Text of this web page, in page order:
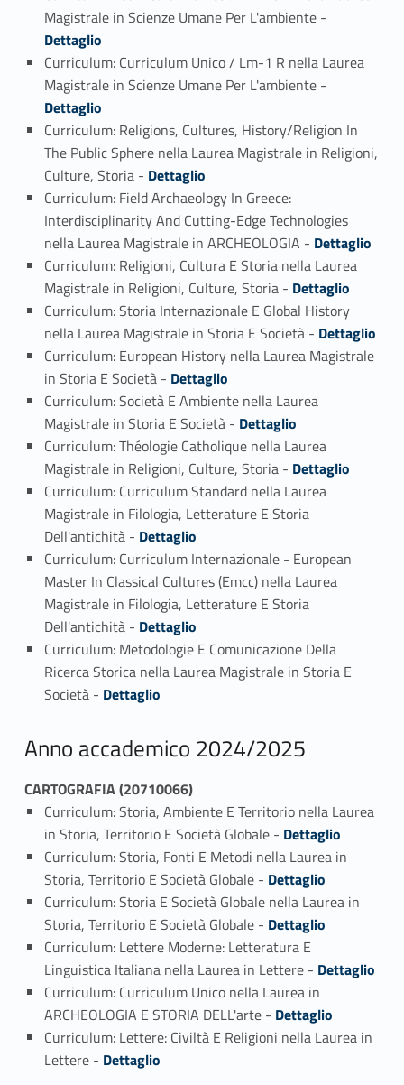
Magistrale in Scienze Umane Per L'ambiente -
Dettaglio
Curriculum: Curriculum Unico / Lm-1 R nella Laurea
Magistrale in Scienze Umane Per L'ambiente -
Dettaglio
Curriculum: Religions, Cultures, History/Religion In
The Public Sphere nella Laurea Magistrale in Religioni,
Culture, Storia - Link identifier #identifier_person_91731-5
Dettaglio
Curriculum: Field Archaeology In Greece:
Interdisciplinarity And Cutting-Edge Technologies
nella Laurea Magistrale in ARCHEOLOGIA - Link identifier #identifier_person_156688-6
Dettaglio
Curriculum: Religioni, Cultura E Storia nella Laurea
Magistrale in Religioni, Culture, Storia - Link identifier #identifier_person_89291-7
Dettaglio
Curriculum: Storia Internazionale E Global History
nella Laurea Magistrale in Storia E Società - Link identifier #identifier_person_102185-8
Dettaglio
Curriculum: European History nella Laurea Magistrale
in Storia E Società - Link identifier #identifier_person_181987-9
Dettaglio
Curriculum: Società E Ambiente nella Laurea
Magistrale in Storia E Società - Link identifier #identifier_person_29651-10
Dettaglio
Curriculum: Théologie Catholique nella Laurea
Magistrale in Religioni, Culture, Storia - Link identifier #identifier_person_153567-11
Dettaglio
Curriculum: Curriculum Standard nella Laurea
Magistrale in Filologia, Letterature E Storia
Dell'antichità - Link identifier #identifier_person_76406-12
Dettaglio
Curriculum: Curriculum Internazionale - European
Master In Classical Cultures (Emcc) nella Laurea
Magistrale in Filologia, Letterature E Storia
Dell'antichità - Link identifier #identifier_person_63099-13
Dettaglio
Curriculum: Metodologie E Comunicazione Della
Ricerca Storica nella Laurea Magistrale in Storia E
Società - Link identifier #identifier_person_123108-14
Dettaglio
Anno accademico 2024/2025
CARTOGRAFIA (20710066)
Curriculum: Storia, Ambiente E Territorio nella Laurea
in Storia, Territorio E Società Globale - Link identifier #identifier_person_177497-1
Dettaglio
Curriculum: Storia, Fonti E Metodi nella Laurea in
Storia, Territorio E Società Globale - Link identifier #identifier_person_179506-2
Dettaglio
Curriculum: Storia E Società Globale nella Laurea in
Storia, Territorio E Società Globale - Link identifier #identifier_person_183576-3
Dettaglio
Curriculum: Lettere Moderne: Letteratura E
Linguistica Italiana nella Laurea in Lettere - Link identifier #identifier_person_71864-4
Dettaglio
Curriculum: Curriculum Unico nella Laurea in
ARCHEOLOGIA E STORIA DELL'arte - Link identifier #identifier_person_134641-5
Dettaglio
Curriculum: Lettere: Civiltà E Religioni nella Laurea in
Lettere - Link identifier #identifier_person_21128-6
Dettaglio